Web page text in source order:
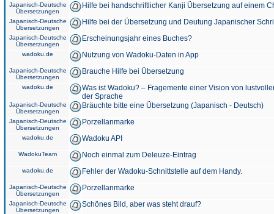
Japanisch-Deutsche
Übersetzungen
Hilfe bei handschriftlicher Kanji Übersetzung auf einem
Japanisch-Deutsche
Übersetzungen
Hilfe bei der Übersetzung und Deutung Japanischer
Japanisch-Deutsche
Übersetzungen
Erscheinungsjahr eines Buches?
wadoku.de Nutzung von Wadoku-Daten in App
Japanisch-Deutsche
Übersetzungen
Brauche Hilfe bei Übersetzung
wadoku.de
Was ist Wadoku? – Fragemente einer Vision von
der Sprache
Japanisch-Deutsche
Übersetzungen
Bräuchte bitte eine Übersetzung (Japanisch - Deutsch)
Japanisch-Deutsche
Übersetzungen
Porzellanmarke
wadoku.de Wadoku API
WadokuTeam Noch einmal zum Deleuze-Eintrag
wadoku.de Fehler der Wadoku-Schnittstelle auf dem Handy.
Japanisch-Deutsche
Übersetzungen
Porzellanmarke
Japanisch-Deutsche
Übersetzungen
Schönes Bild, aber was steht drauf?